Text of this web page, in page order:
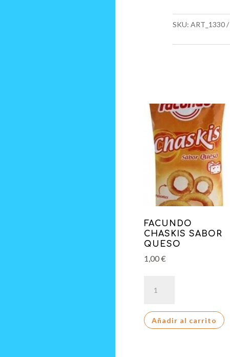
SKU: ART_1330
FACUNDO
CHASKIS SABOR
QUESO
1,00€
CHASKIS
QUESO
Añadir al carrito